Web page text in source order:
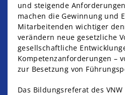
und steigende
machen die Gewinnung und
Mitarbeitenden wichtiger
verändern neue gesetzliche
gesellschaftliche
Kompetenzanforderungen –
zur Besetzung von
Das Bildungsreferat des